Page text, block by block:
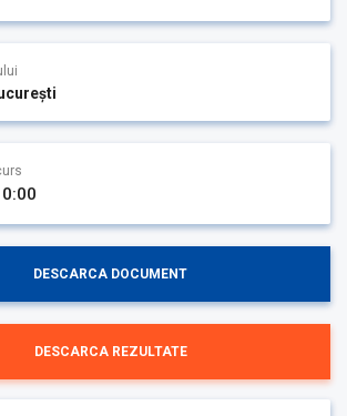
DESCARCA DOCUMENT
DESCARCA REZULTATE